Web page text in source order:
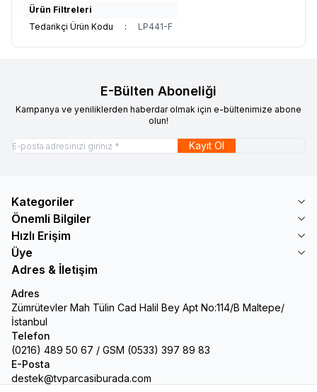
Ürün Filtreleri
Tedarikçi Ürün Kodu
: LP441-F
E-Bülten Aboneliği
Kampanya ve yeniliklerden haberdar olmak için e-bültenimize abone
olun!
Kayıt Ol
Kategoriler
Önemli Bilgiler
Hızlı Erişim
Üye
Adres & İletişim
Adres
Zümrütevler Mah Tülin Cad Halil Bey Apt No:114/B Maltepe/
İstanbul
Telefon
(0216) 489 50 67 / GSM (0533) 397 89 83
E-Posta
destek@tvparcasiburada.com